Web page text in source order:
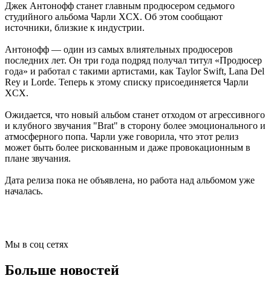
Джек Антонофф станет главным продюсером седьмого
студийного альбома Чарли XCX. Об этом сообщают
источники, близкие к индустрии.
Антонофф — один из самых влиятельных продюсеров
последних лет. Он три года подряд получал титул «Продюсер
года» и работал с такими артистами, как Taylor Swift, Lana Del
Rey и Lorde. Теперь к этому списку присоединяется Чарли
XCX.
Ожидается, что новый альбом станет отходом от агрессивного
и клубного звучания "Brat" в сторону более эмоционального и
атмосферного попа. Чарли уже говорила, что этот релиз
может быть более рискованным и даже провокационным в
плане звучания.
Дата релиза пока не объявлена, но работа над альбомом уже
началась.
Мы в соц сетях
Больше новостей